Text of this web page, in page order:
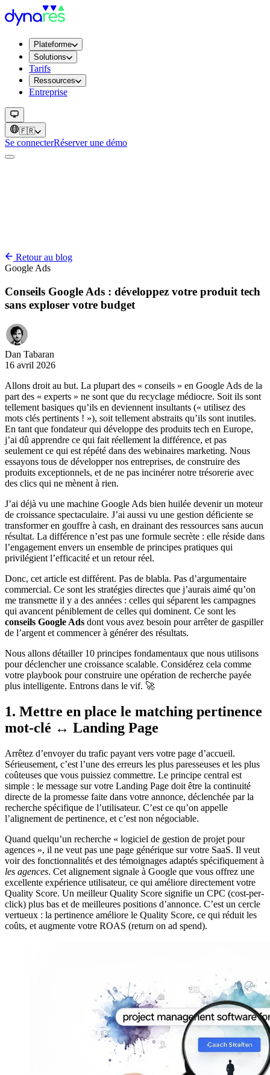
Plateforme
Solutions
Tarifs
Ressources
Entreprise
🇫🇷
Se connecterRéserver une démo
Retour au blog
Google Ads
Conseils Google Ads : développez votre produit tech
sans exploser votre budget
Dan Tabaran
16 avril 2026
Allons droit au but. La plupart des « conseils » en Google Ads de la
part des « experts » ne sont que du recyclage médiocre. Soit ils sont
tellement basiques qu’ils en deviennent insultants (« utilisez des
mots clés pertinents ! »), soit tellement abstraits qu’ils sont inutiles.
En tant que fondateur qui développe des produits tech en Europe,
j’ai dû apprendre ce qui fait réellement la différence, et pas
seulement ce qui est répété dans des webinaires marketing. Nous
essayons tous de développer nos entreprises, de construire des
produits exceptionnels, et de ne pas incinérer notre trésorerie avec
des clics qui ne mènent à rien.
J’ai déjà vu une machine Google Ads bien huilée devenir un moteur
de croissance spectaculaire. J’ai aussi vu une gestion déficiente se
transformer en gouffre à cash, en drainant des ressources sans aucun
résultat. La différence n’est pas une formule secrète : elle réside dans
l’engagement envers un ensemble de principes pratiques qui
privilégient l’efficacité et un retour réel.
Donc, cet article est différent. Pas de blabla. Pas d’argumentaire
commercial. Ce sont les stratégies directes que j’aurais aimé qu’on
me transmette il y a des années : celles qui séparent les campagnes
qui avancent péniblement de celles qui dominent. Ce sont les
conseils Google Ads dont vous avez besoin pour arrêter de gaspiller
de l’argent et commencer à générer des résultats.
Nous allons détailler 10 principes fondamentaux que nous utilisons
pour déclencher une croissance scalable. Considérez cela comme
votre playbook pour construire une opération de recherche payée
plus intelligente. Entrons dans le vif. 🚀
1. Mettre en place le matching pertinence
mot-clé ↔ Landing Page
Arrêtez d’envoyer du trafic payant vers votre page d’accueil.
Sérieusement, c’est l’une des erreurs les plus paresseuses et les plus
coûteuses que vous puissiez commettre. Le principe central est
simple : le message sur votre Landing Page doit être la continuité
directe de la promesse faite dans votre annonce, déclenchée par la
recherche spécifique de l’utilisateur. C’est ce qu’on appelle
l’alignement de pertinence, et c’est non négociable.
Quand quelqu’un recherche « logiciel de gestion de projet pour
agences », il ne veut pas une page générique sur votre SaaS. Il veut
voir des fonctionnalités et des témoignages adaptés spécifiquement à
les agences. Cet alignement signale à Google que vous offrez une
excellente expérience utilisateur, ce qui améliore directement votre
Quality Score. Un meilleur Quality Score signifie un CPC (cost-per-
click) plus bas et de meilleures positions d’annonce. C’est un cercle
vertueux : la pertinence améliore le Quality Score, ce qui réduit les
coûts, et augmente votre ROAS (return on ad spend).